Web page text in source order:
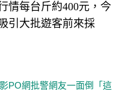
情每台斤約400元，今
引大批遊客前來採
PO網批警網友一面倒「這